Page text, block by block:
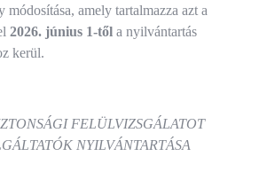
amely tartalmazza azt a
2026. június 1-től a nyilvántartás
kerül.
FELÜLVIZSGÁLATOT
NYILVÁNTARTÁSA